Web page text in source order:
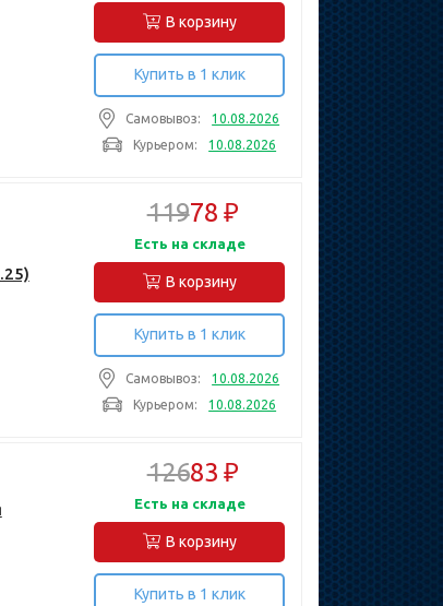
В корзину
Купить в 1 клик
Самовывоз:
10.08.2026
Курьером:
10.08.2026
11978 ₽
Есть на складе
В корзину
Купить в 1 клик
Самовывоз:
10.08.2026
Курьером:
10.08.2026
12683 ₽
Есть на складе
В корзину
Купить в 1 клик